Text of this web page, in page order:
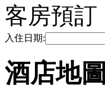
客房預訂
入住日期:
酒店地圖